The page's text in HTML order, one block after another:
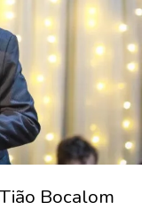
Bocalom